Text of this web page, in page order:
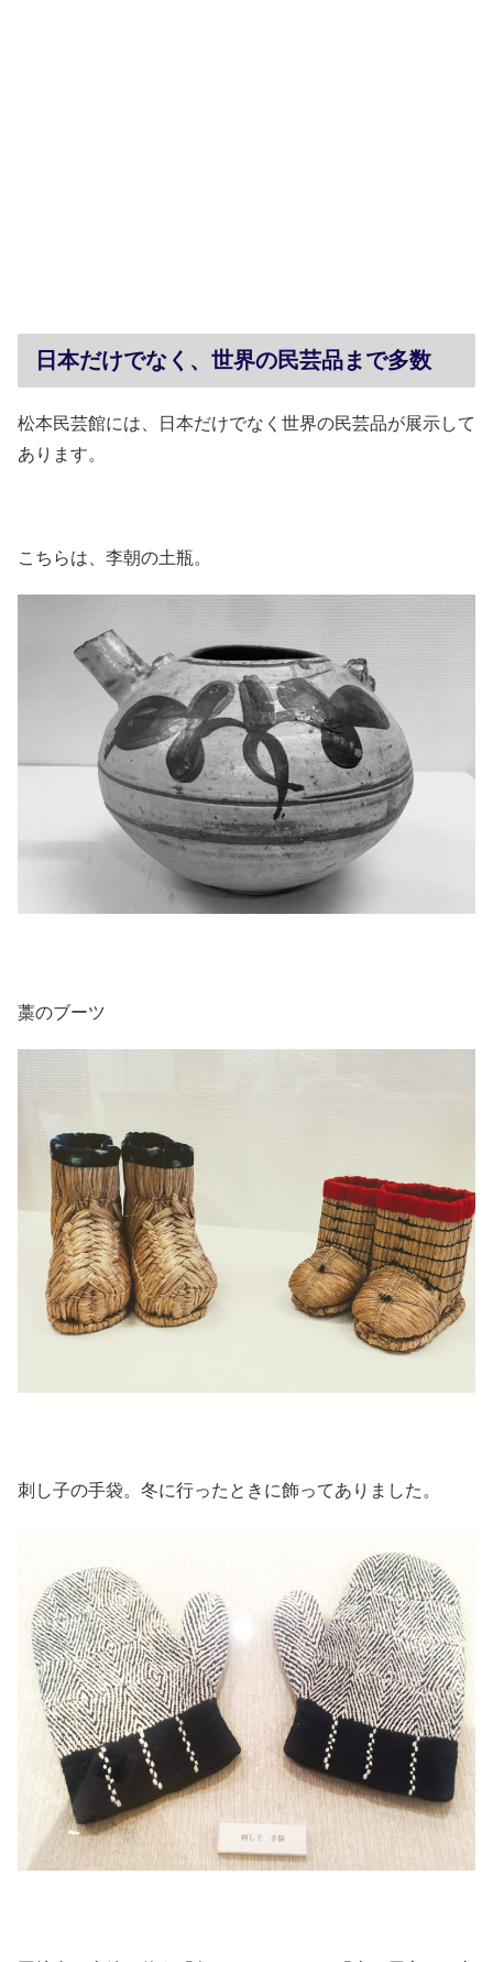
日本だけでなく、世界の民芸品まで多数
松本民芸館には、日本だけでなく世界の民芸品が展示して
あります。
こちらは、李朝の土瓶。
藁のブーツ
刺し子の手袋。冬に行ったときに飾ってありました。